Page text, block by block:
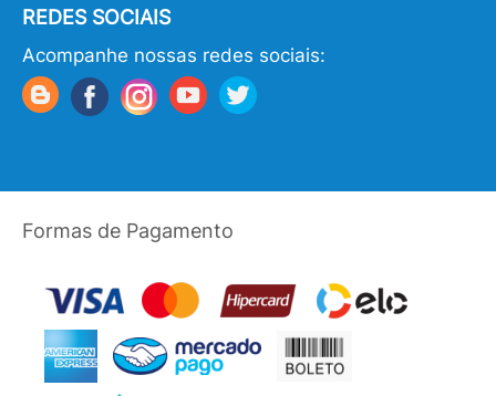
REDES SOCIAIS
Acompanhe nossas redes sociais:
Formas de Pagamento